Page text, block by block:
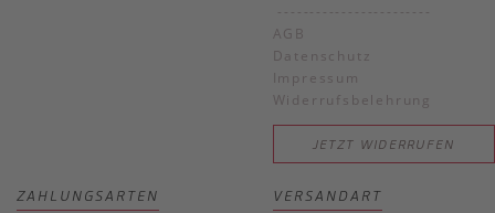
------------------------
AGB
Datenschutz
Impressum
Widerrufsbelehrung
JETZT WIDERRUFEN
ZAHLUNGSARTEN VERSANDART